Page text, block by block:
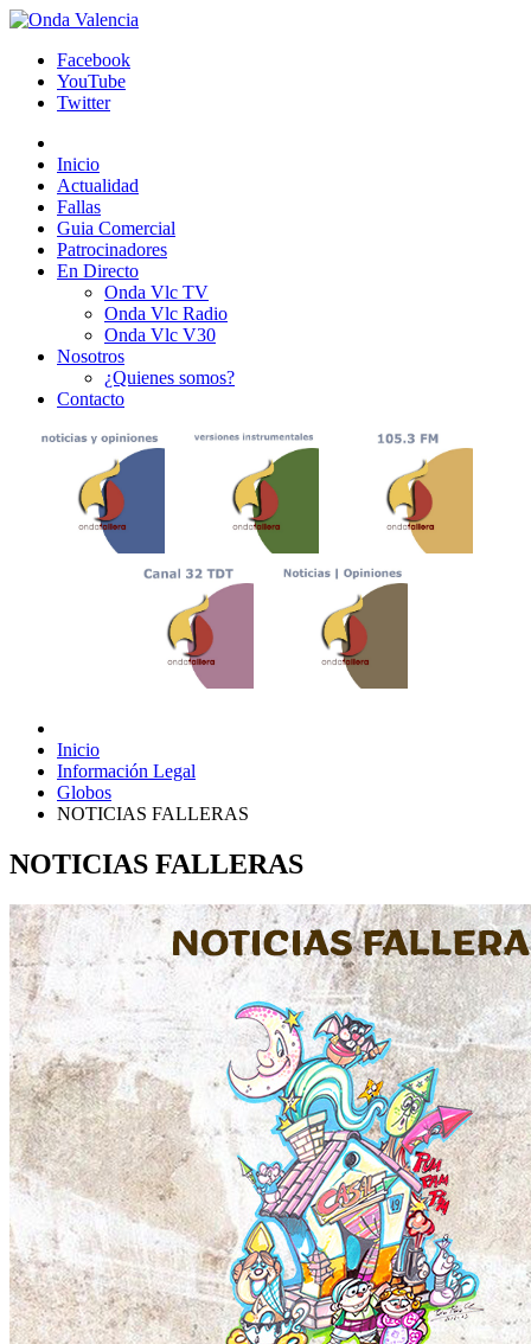
Facebook
YouTube
Twitter
Inicio
Actualidad
Fallas
Guia Comercial
Patrocinadores
En Directo
Onda Vlc TV
Onda Vlc Radio
Onda Vlc V30
Nosotros
¿Quienes somos?
Contacto
Inicio
Información Legal
Globos
NOTICIAS FALLERAS
NOTICIAS FALLERAS